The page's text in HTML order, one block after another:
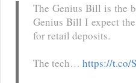
The Genius Bill is the
Genius Bill I expect
for retail deposits.
The tech… https://t.co/